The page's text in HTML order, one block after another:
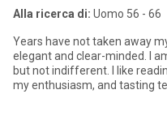
Alla ricerca di: Uomo 56 - 66
Years have not taken away
elegant and clear-minded. I
but not indifferent. I like
my enthusiasm, and tasting